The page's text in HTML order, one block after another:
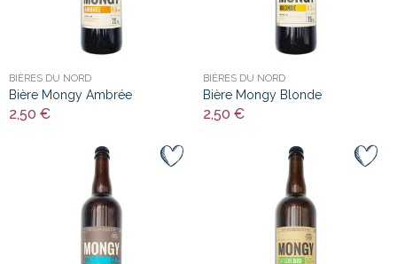
BIÈRES DU NORD
Bière Mongy Ambrée
2,50 €
BIÈRES DU NORD
Bière Mongy Blonde
2,50 €